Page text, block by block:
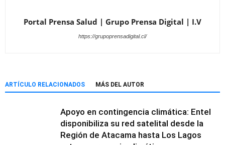
Portal Prensa Salud | Grupo Prensa Digital | I.V
https://grupoprensadigital.cl/
ARTÍCULO RELACIONADOS MÁS DEL AUTOR
Apoyo en contingencia climática: Entel
disponibiliza su red satelital desde la
Región de Atacama hasta Los Lagos